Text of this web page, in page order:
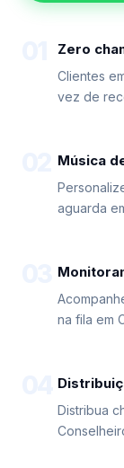
Zero
Clientes
vez de
Música
aguarda
na fila em
Distribua